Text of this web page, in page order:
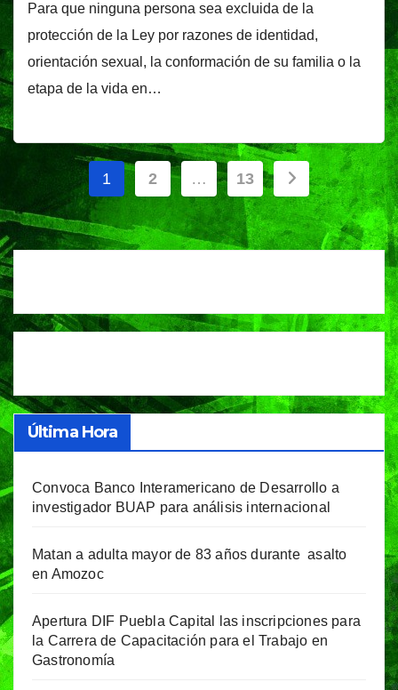
Para que ninguna persona sea excluida de la
protección de la Ley por razones de identidad,
orientación sexual, la conformación de su familia o la
etapa de la vida en…
Paginación
de
entradas
1 2 … 13
Última Hora
Convoca Banco Interamericano de Desarrollo a
investigador BUAP para análisis internacional
Matan a adulta mayor de 83 años durante asalto
en Amozoc
Apertura DIF Puebla Capital las inscripciones para
la Carrera de Capacitación para el Trabajo en
Gastronomía